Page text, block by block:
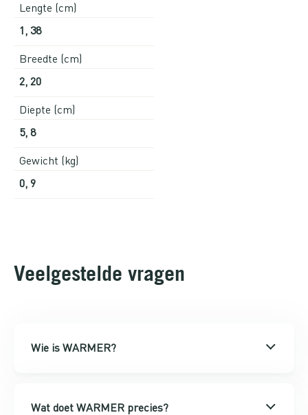
Lengte (cm)
1, 38
Breedte (cm)
2, 20
Diepte (cm)
5, 8
Gewicht (kg)
0, 9
Veelgestelde vragen
Wie is WARMER?
Wat doet WARMER precies?